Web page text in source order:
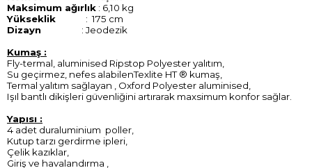
Maksimum ağırlık : 6,10 kg
Yükseklik
: 175 cm
Dizayn
: Jeodezik
Kumaş :
Fly-termal, aluminised Ripstop Polyester yalıtım,
Su geçirmez, nefes alabilenTexlite HT ® kumaş,
Termal yalıtım sağlayan , Oxford Polyester aluminised,
Işıl bantlı dikişleri güvenliğini artırarak maxsimum konfor sağlar.
Yapısı :
4 adet duraluminium poller,
Kutup tarzı gerdirme ipleri,
Çelik kazıklar,
Giriş ve havalandırma ,